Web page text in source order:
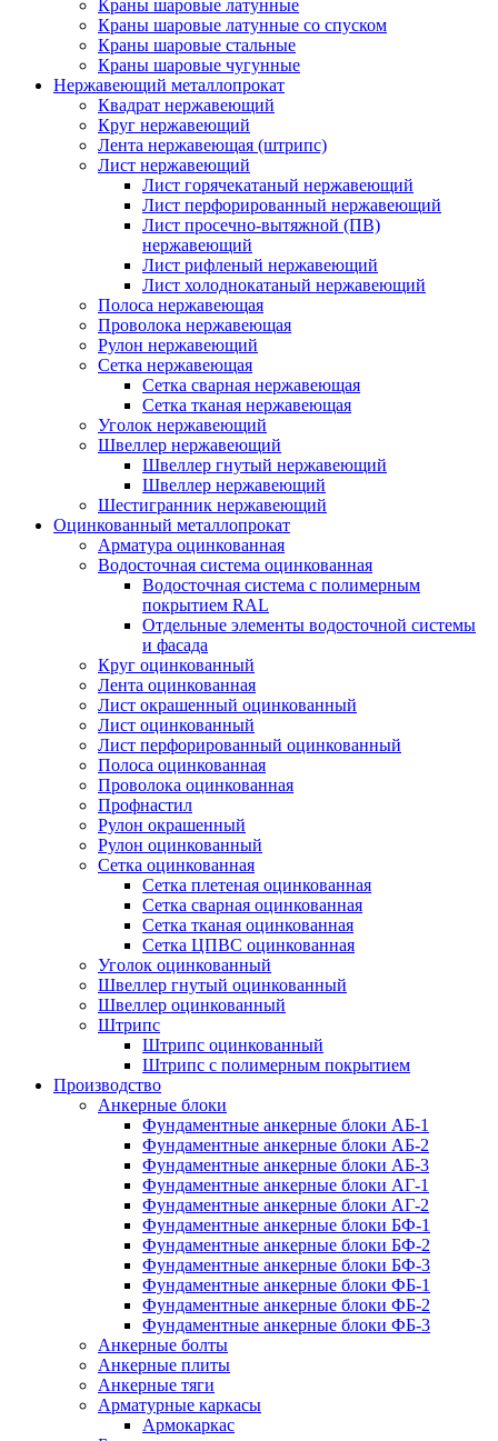
Краны шаровые латунные
Краны шаровые латунные со спуском
Краны шаровые стальные
Краны шаровые чугунные
Нержавеющий металлопрокат
Квадрат нержавеющий
Круг нержавеющий
Лента нержавеющая (штрипс)
Лист нержавеющий
Лист горячекатаный нержавеющий
Лист перфорированный нержавеющий
Лист просечно-вытяжной (ПВ)
нержавеющий
Лист рифленый нержавеющий
Лист холоднокатаный нержавеющий
Полоса нержавеющая
Проволока нержавеющая
Рулон нержавеющий
Сетка нержавеющая
Сетка сварная нержавеющая
Сетка тканая нержавеющая
Уголок нержавеющий
Швеллер нержавеющий
Швеллер гнутый нержавеющий
Швеллер нержавеющий
Шестигранник нержавеющий
Оцинкованный металлопрокат
Арматура оцинкованная
Водосточная система оцинкованная
Водосточная система с полимерным
покрытием RAL
Отдельные элементы водосточной системы
и фасада
Круг оцинкованный
Лента оцинкованная
Лист окрашенный оцинкованный
Лист оцинкованный
Лист перфорированный оцинкованный
Полоса оцинкованная
Проволока оцинкованная
Профнастил
Рулон окрашенный
Рулон оцинкованный
Сетка оцинкованная
Сетка плетеная оцинкованная
Сетка сварная оцинкованная
Сетка тканая оцинкованная
Сетка ЦПВС оцинкованная
Уголок оцинкованный
Швеллер гнутый оцинкованный
Швеллер оцинкованный
Штрипс
Штрипс оцинкованный
Штрипс с полимерным покрытием
Производство
Анкерные блоки
Фундаментные анкерные блоки АБ-1
Фундаментные анкерные блоки АБ-2
Фундаментные анкерные блоки АБ-3
Фундаментные анкерные блоки АГ-1
Фундаментные анкерные блоки АГ-2
Фундаментные анкерные блоки БФ-1
Фундаментные анкерные блоки БФ-2
Фундаментные анкерные блоки БФ-3
Фундаментные анкерные блоки ФБ-1
Фундаментные анкерные блоки ФБ-2
Фундаментные анкерные блоки ФБ-3
Анкерные болты
Анкерные плиты
Анкерные тяги
Арматурные каркасы
Армокаркас